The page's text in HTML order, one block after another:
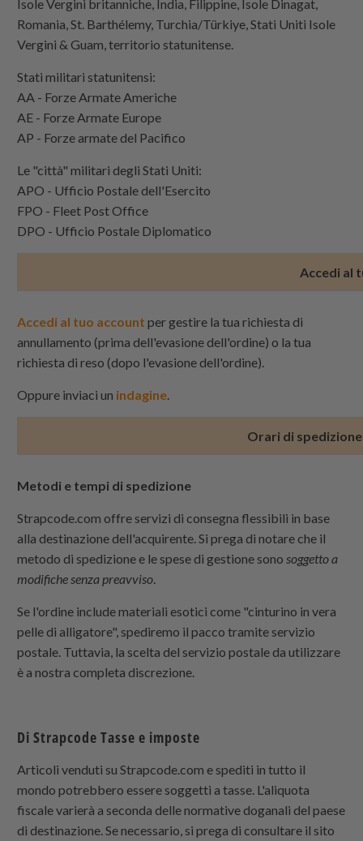
Isole Vergini britanniche, India, Filippine, Isole Dinagat,
Romania,St. Barthélemy, Turchia/Türkiye, Stati Uniti Isole
Vergini & Guam, territorio statunitense.
Stati militari statunitensi:
AA - Forze Armate Americhe
AE - Forze Armate Europe
AP - Forze armate del Pacifico
Le "città" militari degli Stati Uniti:
APO - Ufficio Postale dell'Esercito
FPO - Fleet Post Office
DPO - Ufficio Postale Diplomatico
Accedi al
Accedi al tuo account per gestire la tua richiesta di
annullamento (prima dell'evasione dell'ordine) o la tua
richiesta di reso (dopo l'evasione dell'ordine).
Oppure inviaci un indagine.
Orari di
Metodi e tempi di spedizione
Strapcode.com offre servizi di consegna flessibili in base
alla destinazione dell'acquirente. Si prega di notare che il
metodo di spedizione e le spese di gestione sonosoggetto a
modifiche senza preavviso.
Se l'ordine include materiali esotici come "cinturino in vera
pelle di alligatore", spediremo il pacco tramite servizio
postale. Tuttavia, la scelta del servizio postale da utilizzare
è a nostra completa discrezione.
DiStrapcode Tasse e imposte
Articoli venduti su Strapcode.com e spediti in tutto il
mondo potrebbero essere soggetti a tasse. L'aliquota
fiscale varierà a seconda delle normative doganali del paese
di destinazione. Se necessario, si prega di consultare il sito